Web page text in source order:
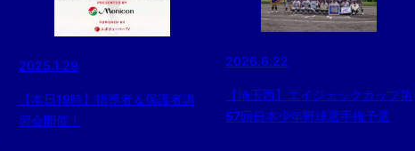
2025.1.29
【本日19時】指導者＆保護者講
習会開催！
2026.6.22
【埼玉西】エイジェックカップ第
57回日本少年野球選手権予選